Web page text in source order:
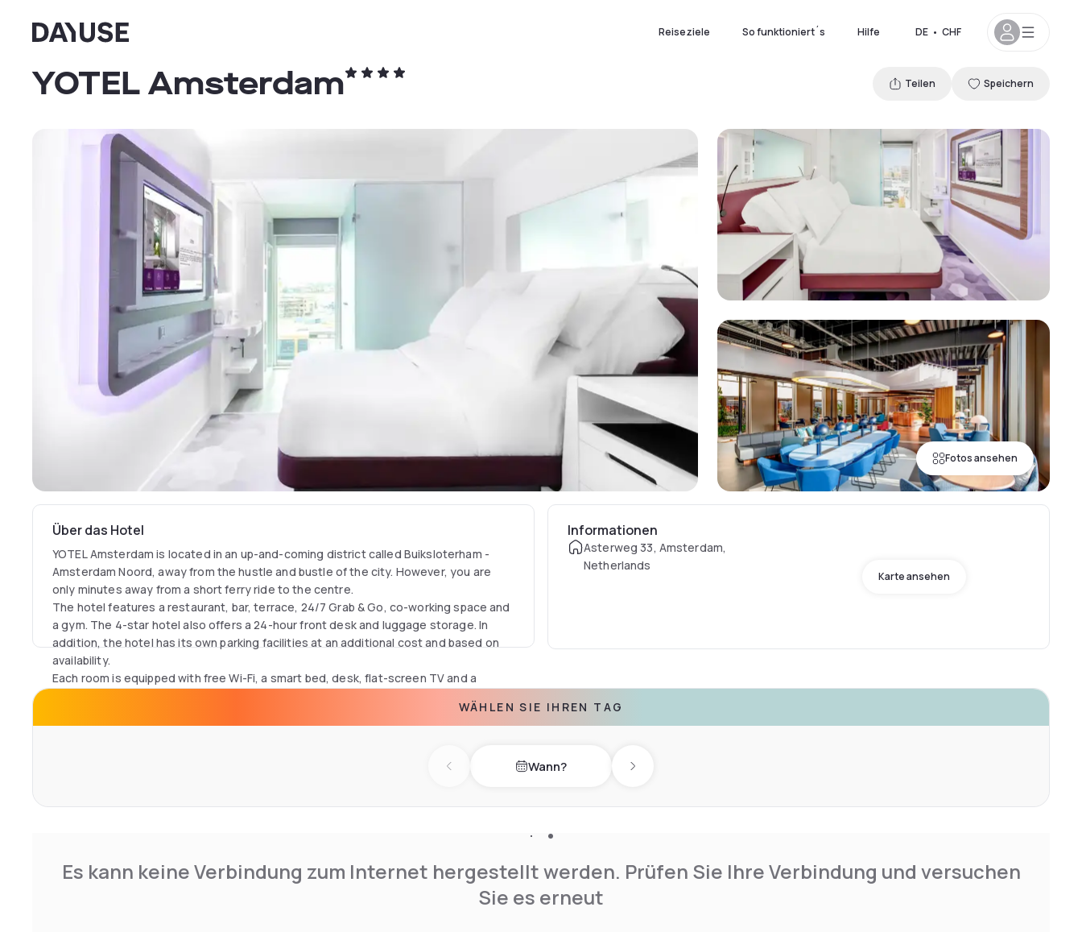
Dayuse Reiseziele So funktioniert´s Hilfe DE • CHF
Fotos ansehen
YOTEL Amsterdam Teilen Speichern
Über das Hotel
YOTEL Amsterdam is located in an up-and-coming district called Buiksloterham -
Amsterdam Noord, away from the hustle and bustle of the city. However, you are
only minutes away from a short ferry ride to the centre.
The hotel features a restaurant, bar, terrace, 24/7 Grab & Go, co-working space and
a gym. The 4-star hotel also offers a 24-hour front desk and luggage storage. In
addition, the hotel has its own parking facilities at an additional cost and based on
availability.
Each room is equipped with free Wi-Fi, a smart bed, desk, flat-screen TV and a
Informationen
Asterweg 33, Amsterdam,
Netherlands
Karte ansehen
WÄHLEN SIE IHREN TAG
Previous day Wann? Next day
Es kann keine Verbindung zum Internet hergestellt werden. Prüfen Sie Ihre Verbindung und versuchen
Sie es erneut